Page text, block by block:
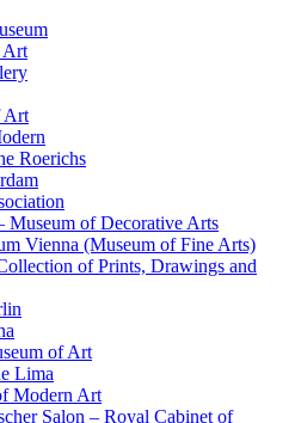
Art
Art
Roerichs
Museum of Decorative Arts
Vienna (Museum of Fine Arts)
of Prints, Drawings and
of Art
Lima
Modern Art
Salon – Royal Cabinet of